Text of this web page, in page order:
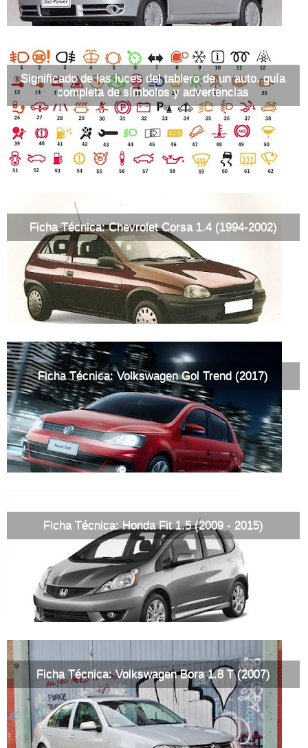
Significado de las luces del tablero de un auto, guía
completa de símbolos y advertencias
Ficha Técnica: Chevrolet Corsa 1.4 (1994-2002)
Ficha Técnica: Volkswagen Gol Trend (2017)
Ficha Técnica: Honda Fit 1.5 (2009 - 2015)
Ficha Técnica: Volkswagen Bora 1.8 T (2007)